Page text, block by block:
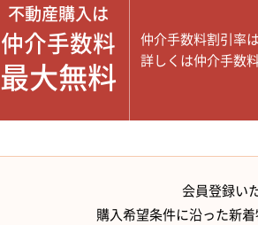
不動産購入は
仲介手数料
最大無料
仲介手数料割引率
詳しくは仲介手数
会員登録い
購入希望条件に沿った新